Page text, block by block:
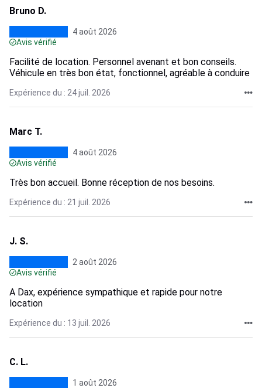
Bruno D.
4 août 2026
Avis vérifié
Facilité de location. Personnel avenant et bon conseils.
Véhicule en très bon état, fonctionnel, agréable à conduire
Expérience du : 24 juil. 2026
Marc T.
4 août 2026
Avis vérifié
Très bon accueil. Bonne réception de nos besoins.
Expérience du : 21 juil. 2026
J. S.
2 août 2026
Avis vérifié
A Dax, expérience sympathique et rapide pour notre
location
Expérience du : 13 juil. 2026
C. L.
1 août 2026